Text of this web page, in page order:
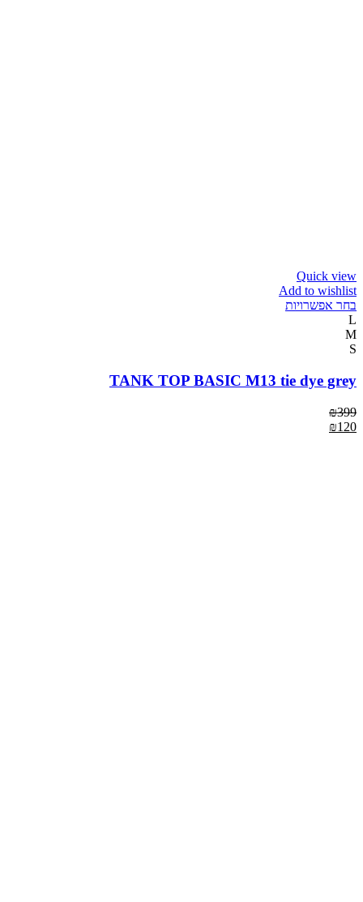
Quick view
Add to wishlist
בחר אפשרויות
L
M
S
TANK TOP BASIC M13 tie dye grey
₪399
₪120